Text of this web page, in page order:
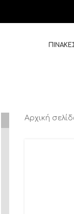
Αρχική